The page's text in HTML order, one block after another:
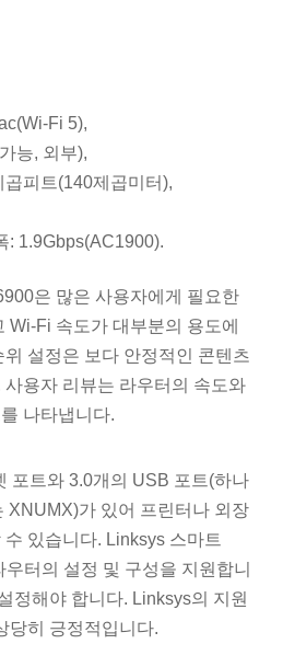
Fi 5),
능, 외부),
피트(140제곱미터),
: 1.9Gbps(AC1900).
은 많은 사용자에게 필요한
Wi-Fi 속도가 대부분의 용도에
설정은 보다 안정적인 콘텐츠
용자 리뷰는 라우터의 속도와
나타냅니다.
포트와 3.0개의 USB 포트(하나
XNUMX)가 있어 프린터나 외장
있습니다. Linksys 스마트
우터의 설정 및 구성을 지원합니
정해야 합니다. Linksys의 지원
당히 긍정적입니다.